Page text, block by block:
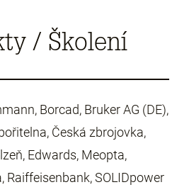
/ Školení
Borcad, Bruker AG (DE),
Česká zbrojovka,
Edwards, Meopta,
Raiffeisenbank, SOLIDpower